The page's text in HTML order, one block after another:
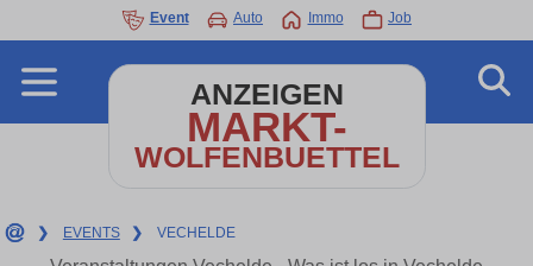
Event Auto Immo Job
ANZEIGEN
MARKT-
WOLFENBUETTEL
❯ EVENTS ❯ VECHELDE